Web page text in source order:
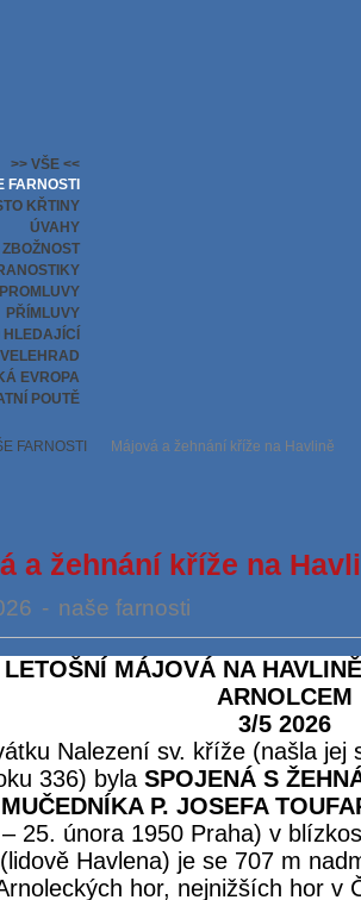
>> VŠE <<
FARNOSTI
KŘTINY
ÚVAHY
ZBOŽNOST
PROMLUVY
PŘÍMLUVY
EVROPA
POUTĚ
FARNOSTI Májová a žehnání kříže na Havlině
a žehnání kříže na
- naše farnosti
LETOŠNÍ MÁJOVÁ NA
ARNOLCEM
3/5 2026
Nalezení sv. kříže (našla jej
336) byla SPOJENÁ S
P. JOSEFA
25. února 1950 Praha) v
Havlena) je se 707 m
hor, nejnižších hor v